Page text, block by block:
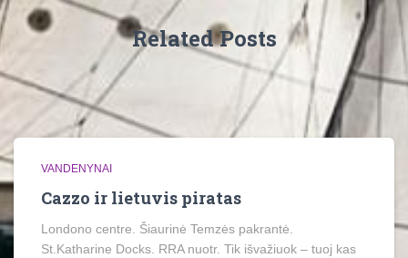
Related Posts
VANDENYNAI
Cazzo ir lietuvis piratas
Londono centre. Šiaurinė Temzės pakrantė.
St.Katharine Docks. RRA nuotr. Tik išvažiuok – tuoj kas